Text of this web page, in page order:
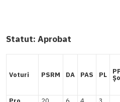
Statut: Aprobat
Voturi PSRM DA PAS PL